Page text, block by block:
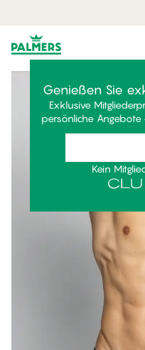
Genießen Sie
Exklusive
persönliche
Kein